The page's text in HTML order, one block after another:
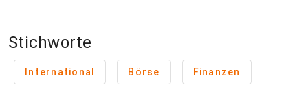
Stichworte
International Börse Finanzen